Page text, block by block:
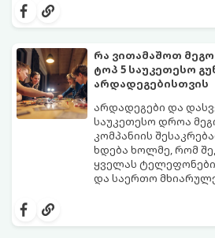
მიმართვაა.
ჯანსაღი რუტინა
აუცილებელია.
მარკეტფლეისი
დაგეხმარებათ. აქ
ინტერესის მქონე
იდეალური
რა ვითამაშოთ
ტოპ 5 საუკეთესო
არდადეგებისთვის
არდადეგები და
საუკეთესო დროა
კომპანიის
ხდება ხოლმე, რომ
ყველას
და საერთო
დასაღწევად და
იუმორით სავსე